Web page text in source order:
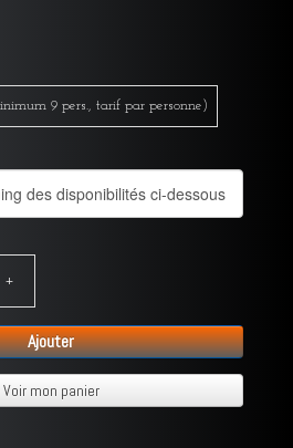
9 pers., tarif par personne)
+
Ajouter
Voir mon panier